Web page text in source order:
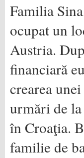
Familia
ocupat un
Austria.
financiară
crearea
urmări de
în Croaţia.
familie de